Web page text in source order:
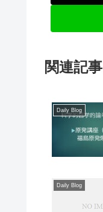
関連記事
Daily Blog
Daily Blog